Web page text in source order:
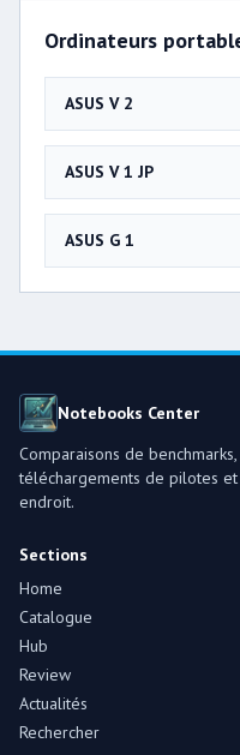
Ordinateurs
ASUS V 2
ASUS V 1 JP
ASUS G 1
Notebooks Center
Comparaisons de
téléchargements de pilotes
endroit.
Sections
Home
Catalogue
Hub
Review
Actualités
Rechercher